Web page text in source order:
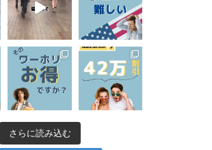
さらに読み込む